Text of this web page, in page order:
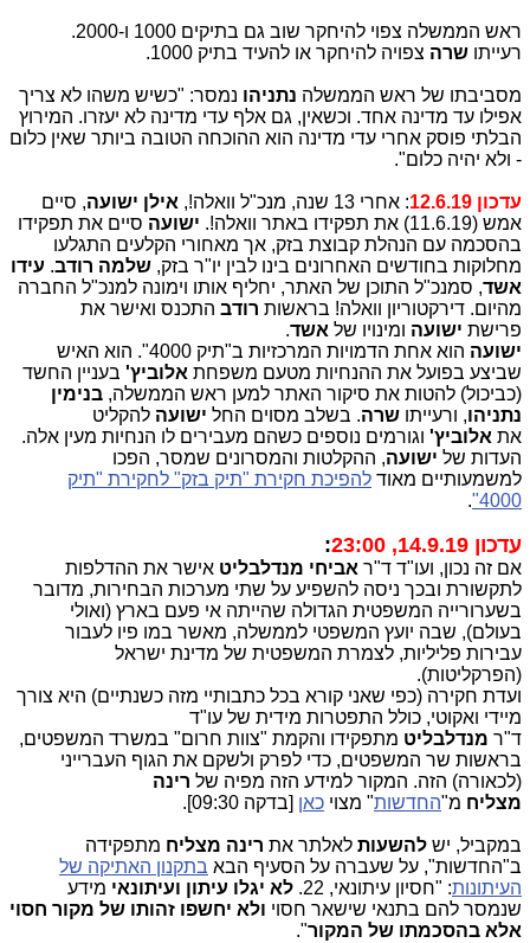
ראש הממשלה צפוי להיחקר שוב גם בתיקים 1000 ו-2000.
רעייתו שרה צפויה להיחקר או להעיד בתיק 1000.
מסביבתו של ראש הממשלה נתניהו נמסר: "כשיש משהו לא צריך
אפילו עד מדינה אחד. וכשאין, גם אלף עדי מדינה לא יעזרו. המירוץ
הבלתי פוסק אחרי עדי מדינה הוא ההוכחה הטובה ביותר שאין כלום
- ולא יהיה כלום".
עדכון 12.6.19 : אחרי 13 שנה, מנכ"ל וואלה!, אילן ישועה, סיים
אמש (11.6.19) את תפקידו באתר וואלה!.
ישועה סיים את תפקידו
בהסכמה עם הנהלת קבוצת בזק, אך מאחורי הקלעים התגלעו
מחלוקות בחודשים האחרונים בינו לבין יו"ר בזק, שלמה רודב. עידו
אשד, סמנכ"ל התוכן של האתר, יחליף אותו וימונה למנכ"ל החברה
מהיום. דירקטוריון וואלה! בראשות רודב התכנס ואישר את
פרישת ישועה ומינויו של אשד.
ישועה
הוא אחת הדמויות המרכזיות ב"תיק 4000". הוא האיש
שביצע בפועל את ההנחיות מטעם משפחת אלוביץ' בעניין החשד
(כביכול) להטות את סיקור האתר למען ראש הממשלה, בנימין
נתניהו, ורעייתו שרה. בשלב מסוים החל ישועה להקליט
את אלוביץ' וגורמים נוספים כשהם מעבירים לו הנחיות מעין אלה.
העדות של ישועה, ההקלטות והמסרונים שמסר, הפכו
למשמעותיים מאוד להפיכת חקירת "תיק בזק" לחקירת "תיק
4000"
.
עדכון 14.9.19, 23:00 :
אם זה נכון, ועו"ד ד"ר אביחי מנדלבליט אישר את ההדלפות
לתקשורת ובכך ניסה להשפיע על שתי מערכות הבחירות, מדובר
בשערורייה המשפטית הגדולה שהייתה אי פעם בארץ (ואולי
בעולם), שבה יועץ המשפטי לממשלה, מאשר במו פיו לעבור
עבירות פליליות, לצמרת המשפטית של מדינת ישראל
(הפרקליטות).
ועדת חקירה (כפי שאני קורא בכל כתבותיי מזה כשנתיים) היא צורך
מיידי ואקוטי, כולל התפטרות מידית של עו"ד
ד"ר מנדלבליט מתפקידו והקמת "צוות חרום" במשרד המשפטים,
בראשות שר המשפטים, כדי לפרק ולשקם את הגוף העברייני
(לכאורה) הזה. המקור למידע הזה מפיה של רינה
מצליח מ"החדשות" מצוי כאן [בדקה 09:30].
במקביל, יש להשעות לאלתר את רינה מצליח מתפקידה
ב"החדשות", על שעברה על הסעיף הבא בתקנון האתיקה של
העיתונות: "חסיון עיתונאי, 22. לא יגלו עיתון ועיתונאי מידע
שנמסר להם בתנאי שישאר חסוי ולא יחשפו זהותו של מקור חסוי
אלא בהסכמתו של המקור".